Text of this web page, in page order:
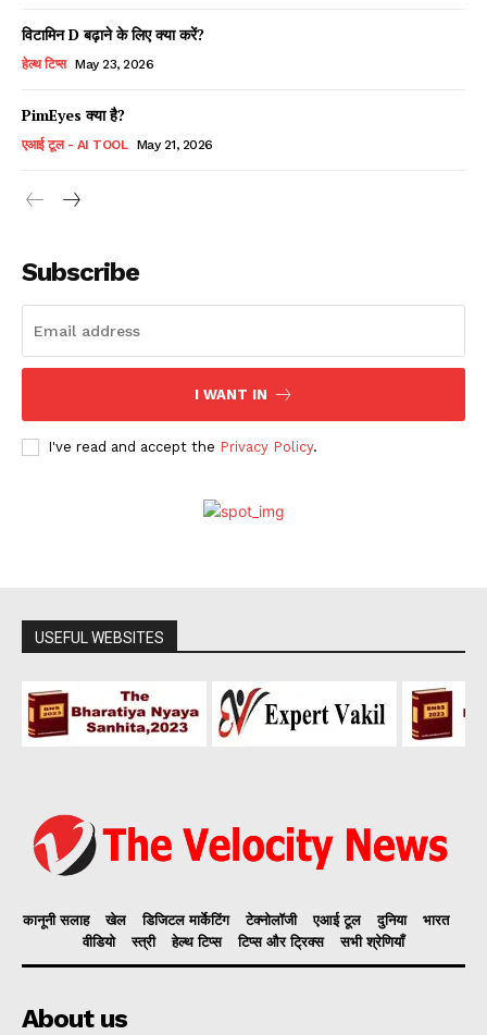
विटामिन D बढ़ाने के लिए क्या करें?
हेल्थ टिप्स May 23, 2026
PimEyes क्या है?
एआई टूल - AI TOOL May 21, 2026
Subscribe
I WANT IN
I've read and accept the Privacy Policy.
USEFUL WEBSITES
कानूनी सलाह खेल डिजिटल मार्केटिंग टेक्नोलॉजी एआई टूल दुनिया
भारत
वीडियो
स्त्री हेल्थ टिप्स टिप्स और ट्रिक्स सभी श्रेणियाँ
About us